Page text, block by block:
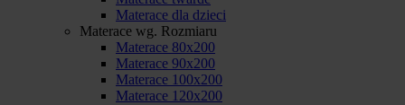
Materace dla dzieci
Materace wg. Rozmiaru
Materace 80x200
Materace 90x200
Materace 100x200
Materace 120x200